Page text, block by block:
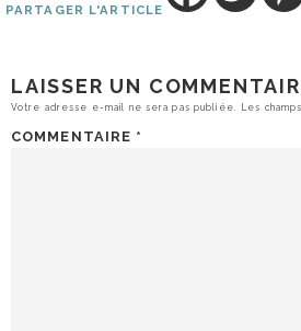
PARTAGER L'ARTICLE
LAISSER UN
Votre adresse e-mail ne sera pas publiée. Les
COMMENTAIRE *